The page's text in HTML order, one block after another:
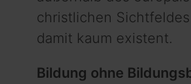
christlichen
damit kaum existent.
Bildung ohne